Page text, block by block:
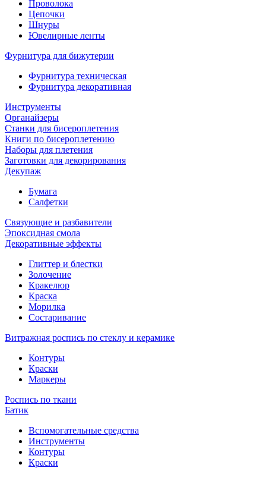
Проволока
Цепочки
Шнуры
Ювелирные ленты
Фурнитура для бижутерии
Фурнитура техническая
Фурнитура декоративная
Инструменты
Органайзеры
Станки для бисероплетения
Книги по бисероплетению
Наборы для плетения
Заготовки для декорирования
Декупаж
Бумага
Салфетки
Связующие и разбавители
Эпоксидная смола
Декоративные эффекты
Глиттер и блестки
Золочение
Кракелюр
Краска
Морилка
Состаривание
Витражная роспись по стеклу и керамике
Контуры
Краски
Маркеры
Роспись по ткани
Батик
Вспомогательные средства
Инструменты
Контуры
Краски